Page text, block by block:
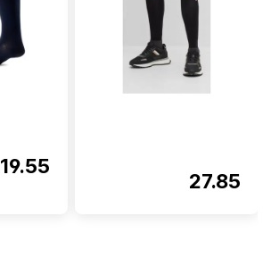
19.55
27.85